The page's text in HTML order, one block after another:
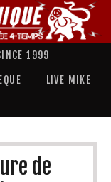
1999
LIVE MIKE
de